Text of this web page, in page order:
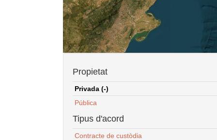
Propietat
Privada (-)
Pública
Tipus d'acord
Contracte de custòdia